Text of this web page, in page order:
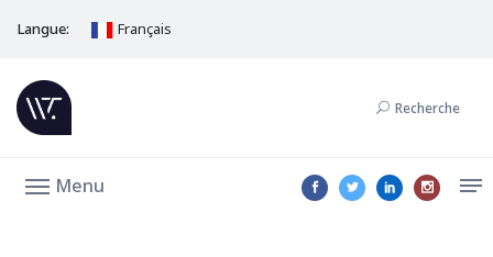
Langue: Français
Recherche
Menu